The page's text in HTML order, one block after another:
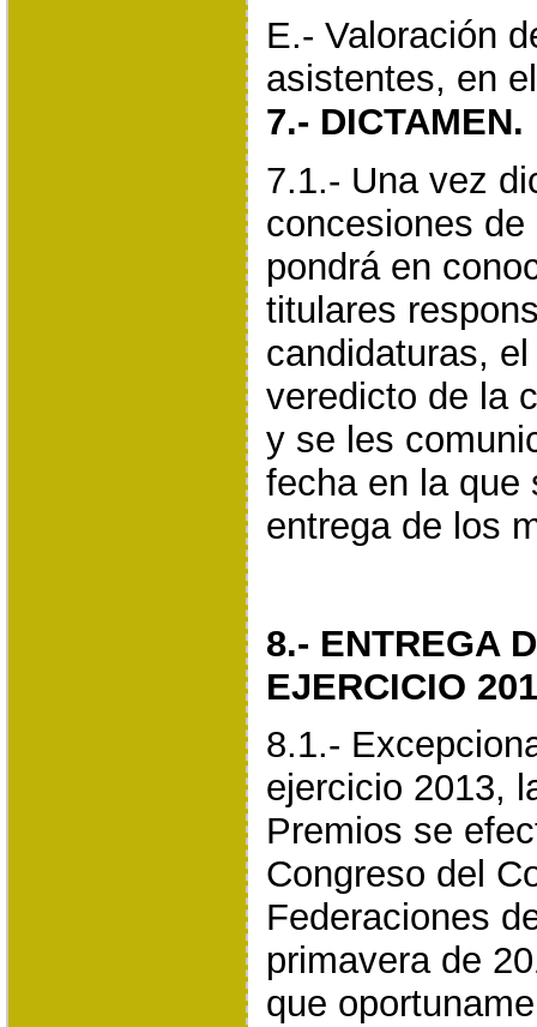
E.- Valoración
asistentes, en
7.- DICTAMEN.
7.1.- Una vez
concesiones
pondrá en
titulares
candidaturas,
veredicto de la
y se les
fecha en la que
entrega de los
8.- ENTREGA
EJERCICIO
8.1.-
ejercicio 2013,
Premios se
Congreso del
Federaciones
primavera de
que